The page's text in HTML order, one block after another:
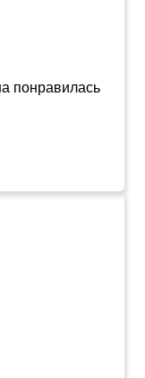
понравилась